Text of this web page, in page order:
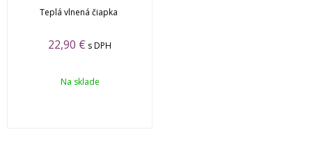
Teplá vlnená čiapka
22,90 € s DPH
Na sklade